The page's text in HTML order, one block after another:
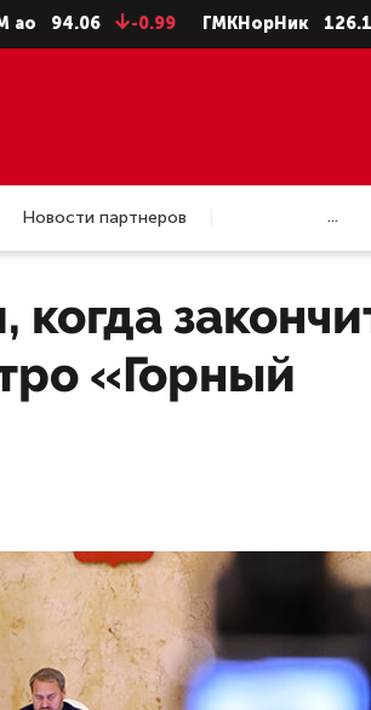
-0.99 ГМКНорНик 126.16 -
Новости партнеров ...
«Горный